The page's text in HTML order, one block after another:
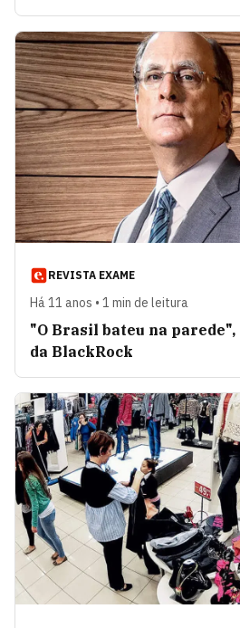
REVISTA EXAME
Há 11 anos • 1 min de leitura
"O Brasil bateu na
da BlackRock